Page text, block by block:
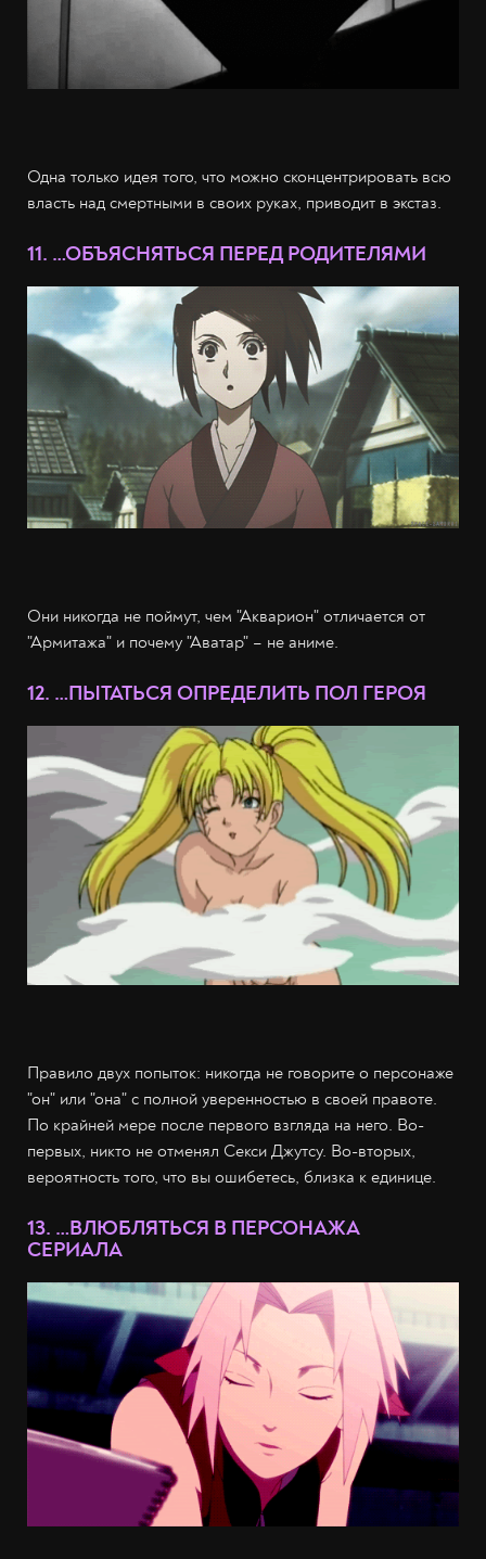
Одна только идея того, что можно сконцентрировать всю
власть над смертными в своих руках, приводит в экстаз.
11. …ОБЪЯСНЯТЬСЯ ПЕРЕД РОДИТЕЛЯМИ
Они никогда не поймут, чем "Акварион" отличается от
"Армитажа" и почему "Аватар" – не аниме.
12. …ПЫТАТЬСЯ ОПРЕДЕЛИТЬ ПОЛ ГЕРОЯ
Правило двух попыток: никогда не говорите о персонаже
"он" или "она" с полной уверенностью в своей правоте.
По крайней мере после первого взгляда на него. Во-
первых, никто не отменял Секси Джутсу. Во-вторых,
вероятность того, что вы ошибетесь, близка к единице.
13. …ВЛЮБЛЯТЬСЯ В ПЕРСОНАЖА
СЕРИАЛА